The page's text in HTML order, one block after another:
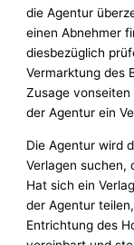
die Agentur
einen Abnehmer
diesbezüglich
Vermarktung des
Zusage
der Agentur ein
Die Agentur wird
Verlagen suchen,
Hat sich ein
der Agentur
Entrichtung des